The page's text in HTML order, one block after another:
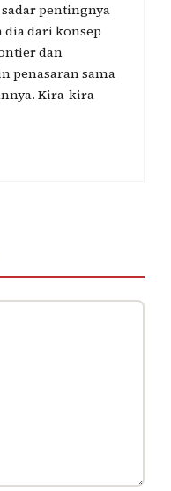
sadar pentingnya
dia dari konsep
dan
penasaran sama
Kira-kira